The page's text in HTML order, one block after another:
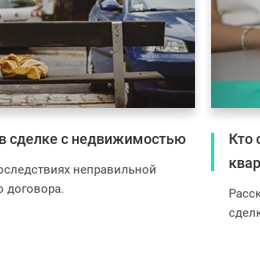
сделке с недвижимостью
неправильной
договора.
Кто